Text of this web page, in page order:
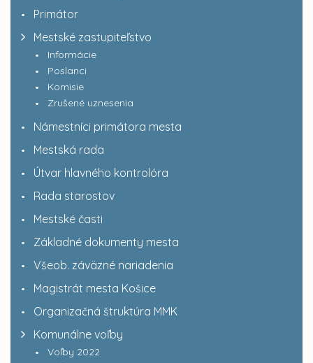
Primátor
Mestské zastupiteľstvo
Informácie
Poslanci
Komisie
Zrušené uznesenia
Námestníci primátora mesta
Mestská rada
Útvar hlavného kontrolóra
Rada starostov
Mestské časti
Základné dokumenty mesta
Všeob. záväzné nariadenia
Magistrát mesta Košice
Organizačná štruktúra MMK
Komunálne voľby
Voľby 2022